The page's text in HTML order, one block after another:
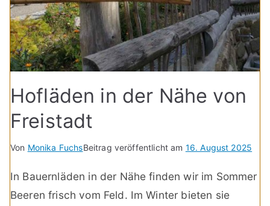
Hofläden in der Nähe von
Freistadt
Von Monika FuchsBeitrag veröffentlicht am 16. August 2025
In Bauernläden in der Nähe finden wir im Sommer
Beeren frisch vom Feld. Im Winter bieten sie